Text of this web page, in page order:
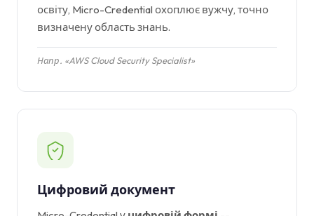
освіту, Micro-Credential охоплює вужчу, точно
визначену область знань.
Напр. «AWS Cloud Security Specialist»
Цифровий документ